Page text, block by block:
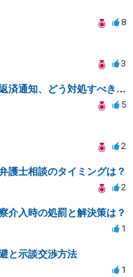
8
3
口座売却後に法律事務所からの返済通知、どう対処すべきか？
5
2
護士相談のタイミングは？
2
介入時の処罰と解決策は？
1
と示談交渉方法
1